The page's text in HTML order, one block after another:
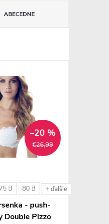
ABECEDNE
€26,99
–20 %
75 B 80 B + ďalšie
- push-
Double Pizzo